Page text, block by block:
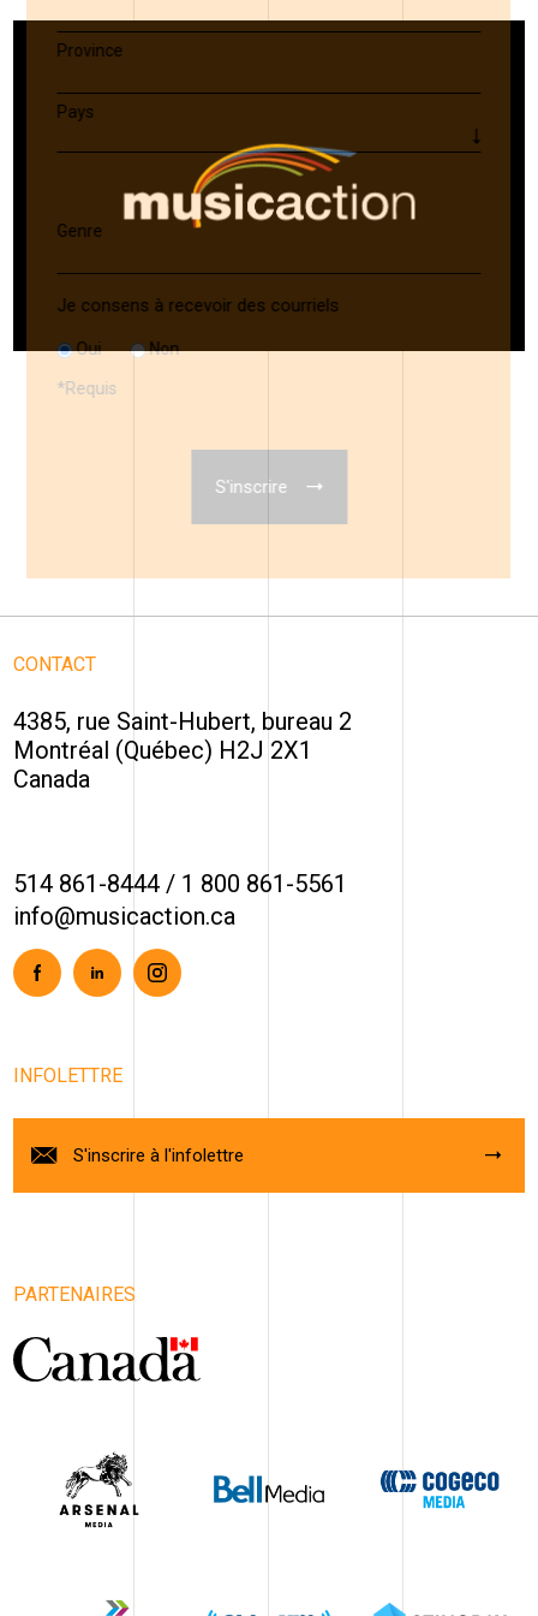
CONTACT
4385, rue Saint-Hubert, bureau 2
Montréal (Québec) H2J 2X1
Canada
514 861-8444 / 1 800 861-5561
info@musicaction.ca
FacebookLinkedinInstagram
INFOLETTRE
S'inscrire à l'infolettre
PARTENAIRES
Province
Pays
Genre
Je consens à recevoir des courriels
Oui Non
*Requis